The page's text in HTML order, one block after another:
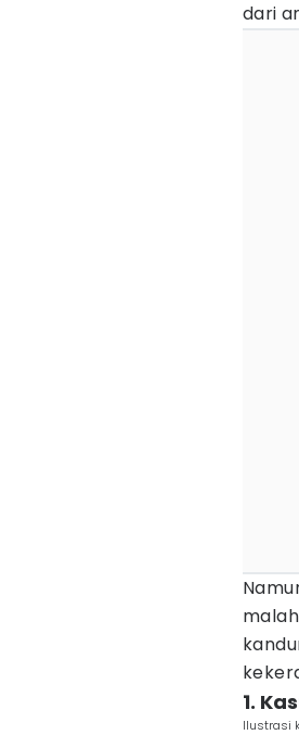
dari
1.
Ilustrasi